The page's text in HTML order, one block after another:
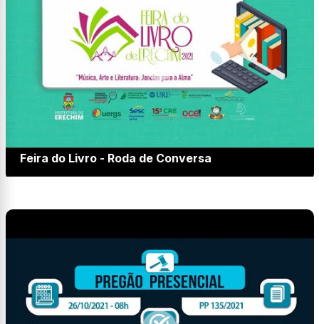
Feira do Livro - Roda de Conversa